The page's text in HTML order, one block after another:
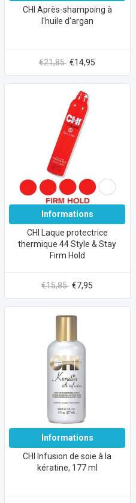
CHI Après-shampoing à
l'huile d'argan
€21,85 €14,95
Informations
CHI Laque protectrice
thermique 44 Style & Stay
Firm Hold
€15,85 €7,95
Informations
CHI Infusion de soie à la
kératine, 177 ml